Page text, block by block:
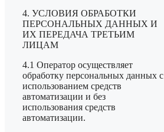
4. УСЛОВИЯ ОБРАБОТКИ
ПЕРСОНАЛЬНЫХ ДАННЫХ И
ИХ ПЕРЕДАЧА ТРЕТЬИМ
ЛИЦАМ
4.1 Оператор осуществляет
обработку персональных данных с
использованием средств
автоматизации и без
использования средств
автоматизации.